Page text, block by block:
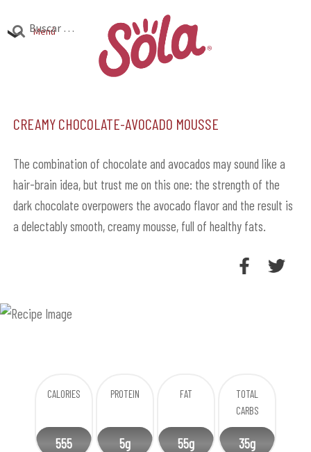
Menú
Investigación
menú
hijo
el
menú
hijo
Buscar:
Creamy Chocolate-Avocado Mousse
The combination of chocolate and avocados may sound like a
hair-brain idea, but trust me on this one: the strength of the
dark chocolate overpowers the avocado flavor and the result is
a delectably smooth, creamy mousse, full of healthy fats.
CALORIES
555
PROTEIN
5g
FAT
55g
TOTAL
CARBS
35g